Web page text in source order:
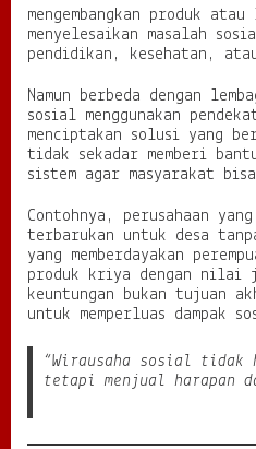
u
h
k
n
E
k
o
n
m
i
B
a
r
u
mengembangkan produk
menyelesaikan masalah
pendidikan, kesehatan,
Namun berbeda dengan
sosial menggunakan
menciptakan solusi yang
tidak sekadar memberi
sistem agar masyarakat
Contohnya, perusahaan
terbarukan untuk desa
yang memberdayakan
produk kriya dengan
keuntungan bukan tujuan
untuk memperluas dampak
“Wirausaha sosial tidak
tetapi menjual harapan